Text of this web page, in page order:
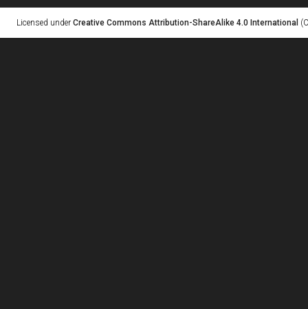
Licensed under Creative Commons Attribution-ShareAlike 4.0 International